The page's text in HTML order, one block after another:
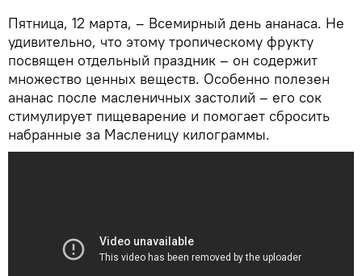
Пятница, 12 марта, – Всемирный день ананаса. Не
удивительно, что этому тропическому фрукту
посвящен отдельный праздник – он содержит
множество ценных веществ. Особенно полезен
ананас после масленичных застолий – его сок
стимулирует пищеварение и помогает сбросить
набранные за Масленицу килограммы.